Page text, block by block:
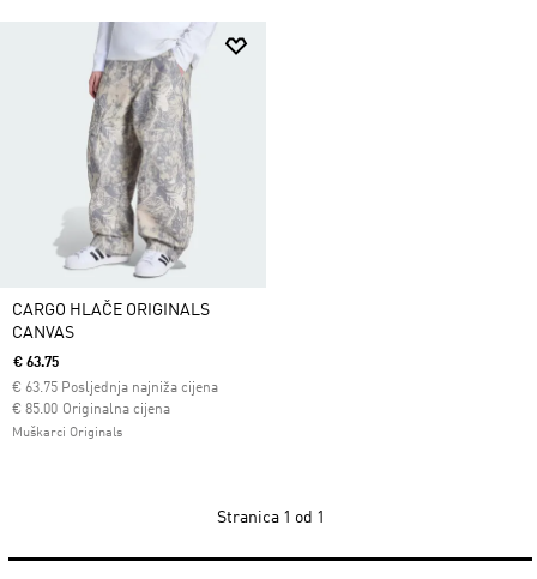
CARGO HLAČE ORIGINALS
CANVAS
€ 63.75
€ 63.75 Posljednja najniža cijena
Originalna cijena
Cijena umanjena od
€ 85.00za
Muškarci Originals
Stranica 1 od 1